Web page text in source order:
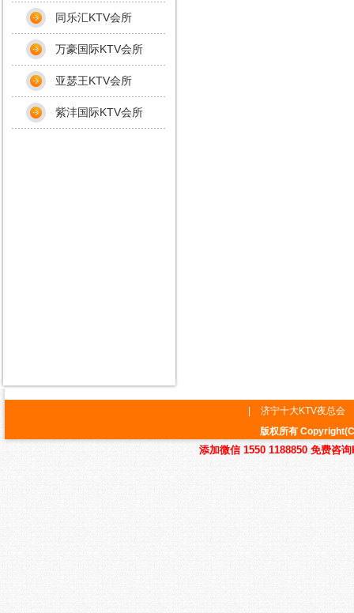
同乐汇KTV会所
万豪国际KTV会所
亚瑟王KTV会所
紫沣国际KTV会所
济宁十大KTV夜总会
版权所有
添加微信 1550 1188850 免费咨